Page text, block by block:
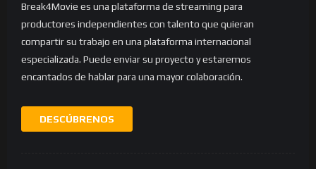
Break4Movie es una plataforma de streaming para
productores independientes con talento que quieran
compartir su trabajo en una plataforma internacional
especializada. Puede enviar su proyecto y estaremos
encantados de hablar para una mayor colaboración.
DESCÚBRENOS